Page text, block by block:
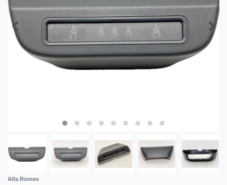
Alfa Romeo